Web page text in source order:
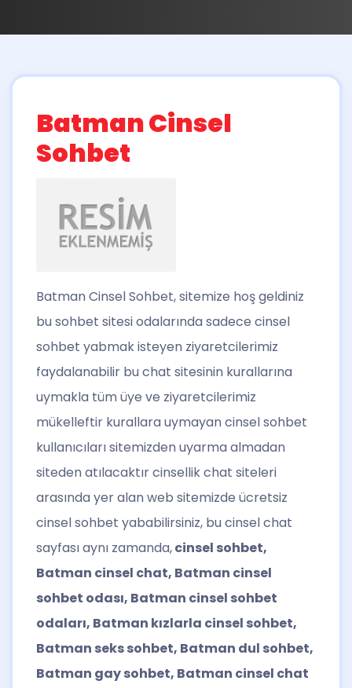
Batman Cinsel
Sohbet
Batman Cinsel Sohbet, sitemize hoş geldiniz
bu sohbet sitesi odalarında sadece cinsel
sohbet yabmak isteyen ziyaretcilerimiz
faydalanabilir bu chat sitesinin kurallarına
uymakla tüm üye ve ziyaretcilerimiz
mükelleftir kurallara uymayan cinsel sohbet
kullanıcıları sitemizden uyarma almadan
siteden atılacaktır cinsellik chat siteleri
arasında yer alan web sitemizde ücretsiz
cinsel sohbet yababilirsiniz, bu cinsel chat
sayfası aynı zamanda,cinsel sohbet,
Batman cinsel chat, Batman cinsel
sohbet odası, Batman cinsel sohbet
odaları, Batman kızlarla cinsel sohbet,
Batman seks sohbet, Batman dul sohbet,
Batman gay sohbet, Batman cinsel chat